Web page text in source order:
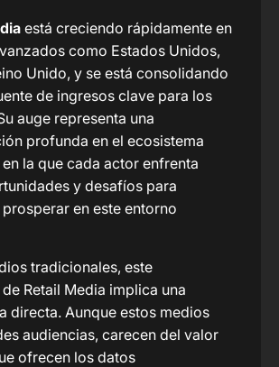
está creciendo rápidamente en
como Estados Unidos,
Unido, y se está consolidando
de ingresos clave para los
auge representa una
profunda en el ecosistema
la que cada actor enfrenta
y desafíos para
en este entorno
tradicionales, este
Retail Media implica una
directa. Aunque estos medios
audiencias, carecen del valor
ofrecen los datos